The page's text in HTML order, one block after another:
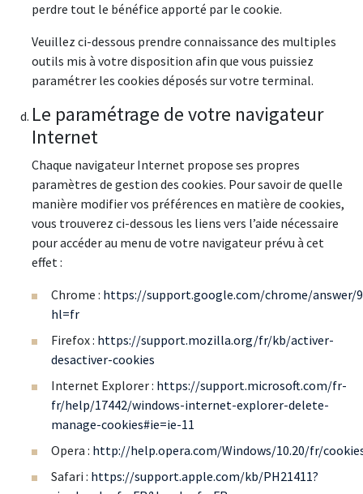
perdre tout le bénéfice apporté par le cookie.
Veuillez ci-dessous prendre connaissance des multiples
outils mis à votre disposition afin que vous puissiez
paramétrer les cookies déposés sur votre terminal.
Le paramétrage de votre navigateur
Internet
Chaque navigateur Internet propose ses propres
paramètres de gestion des cookies. Pour savoir de quelle
manière modifier vos préférences en matière de cookies,
vous trouverez ci-dessous les liens vers l’aide nécessaire
pour accéder au menu de votre navigateur prévu à cet
effet :
Chrome : https://support.google.com/chrome/answer/
hl=fr
Firefox : https://support.mozilla.org/fr/kb/activer-
desactiver-cookies
Internet Explorer : https://support.microsoft.com/fr-
fr/help/17442/windows-internet-explorer-delete-
manage-cookies#ie=ie-11
Opera : http://help.opera.com/Windows/10.20/fr/
Safari : https://support.apple.com/kb/PH21411?